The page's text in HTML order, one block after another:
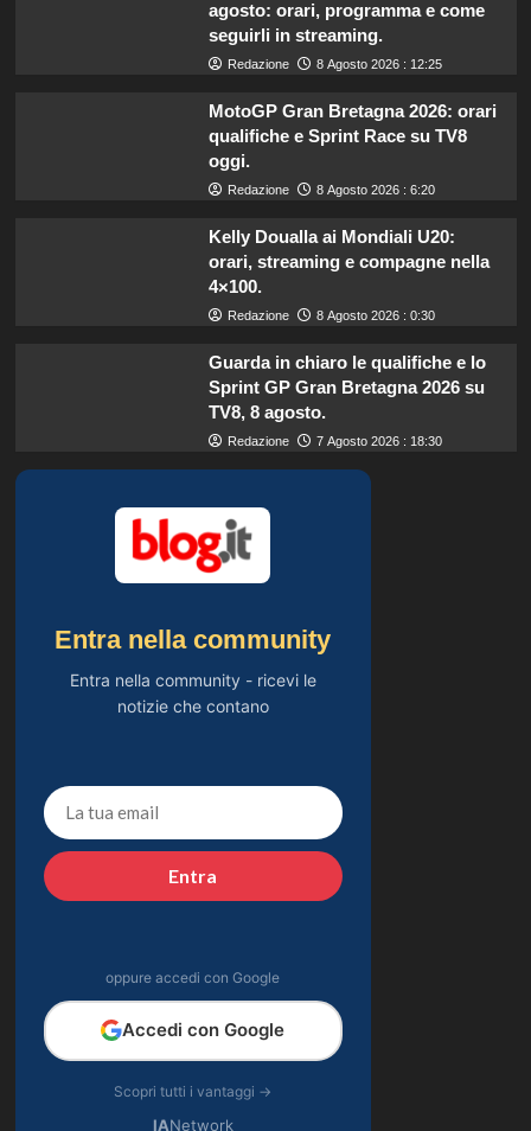
agosto: orari, programma e come
seguirli in streaming.
Redazione 8 Agosto 2026 : 12:25
MotoGP Gran Bretagna 2026: orari
qualifiche e Sprint Race su TV8
oggi.
Redazione 8 Agosto 2026 : 6:20
Kelly Doualla ai Mondiali U20:
orari, streaming e compagne nella
4×100.
Redazione 8 Agosto 2026 : 0:30
Guarda in chiaro le qualifiche e lo
Sprint GP Gran Bretagna 2026 su
TV8, 8 agosto.
Redazione 7 Agosto 2026 : 18:30
Entra nella community
Entra nella community - ricevi le
notizie che contano
Entra
oppure accedi con Google
Accedi con Google
Scopri tutti i vantaggi →
IANetwork